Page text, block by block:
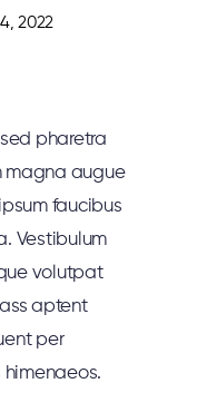
2022
pharetra
magna augue
faucibus
Vestibulum
volutpat
aptent
per